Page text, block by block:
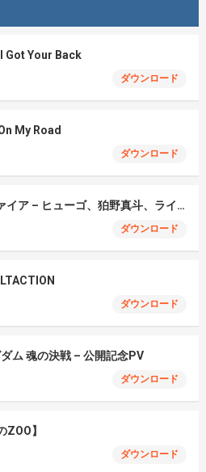
Got Your Back
ダウンロード
My Road
ダウンロード
モエチャッカファイア – ヒューゴ、狛野真斗、ライト、セヴェリアン (Cover )
ダウンロード
ダウンロード
ム 魂の決戦 – 公開記念PV
ダウンロード
】
ダウンロード